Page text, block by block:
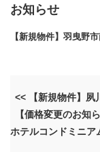
お知らせ
【新規物件】羽曳野
<< 【新規物件】
【価格変更のお知
ホテルコンドミニア